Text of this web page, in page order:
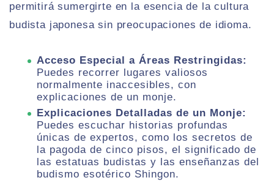
permitirá sumergirte en la esencia de la cultura
budista japonesa sin preocupaciones de idioma.
Acceso Especial a Áreas Restringidas:
Puedes recorrer lugares valiosos
normalmente inaccesibles, con
explicaciones de un monje.
Explicaciones Detalladas de un Monje:
Puedes escuchar historias profundas
únicas de expertos, como los secretos de
la pagoda de cinco pisos, el significado de
las estatuas budistas y las enseñanzas del
budismo esotérico Shingon.